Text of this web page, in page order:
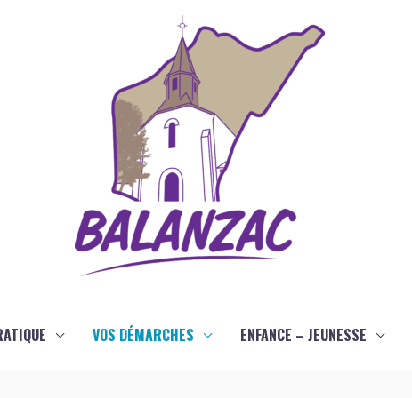
VOS DÉMARCHES ENFANCE – JEUNESSE